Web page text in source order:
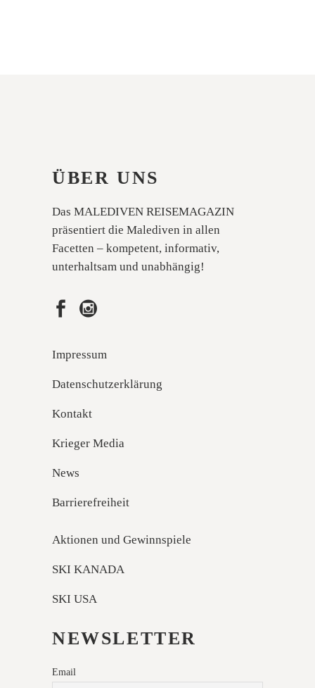
ÜBER UNS
Das MALEDIVEN REISEMAGAZIN
präsentiert die Malediven in allen
Facetten – kompetent, informativ,
unterhaltsam und unabhängig!
Impressum
Datenschutzerklärung
Kontakt
Krieger Media
News
Barrierefreiheit
Aktionen und Gewinnspiele
SKI KANADA
SKI USA
NEWSLETTER
Email